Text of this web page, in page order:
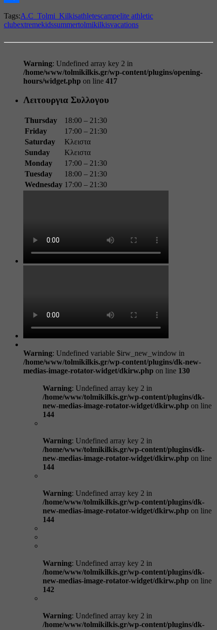
Tags:A.C_Tolmi_Kilkisathletescampelite athletic
clubextremekidssummertolmikilkisvacations
Warning: Undefined array key 2 in
/home/www/tolmikilkis.gr/wp-content/plugins/opening-
hours/widget.php on line 417
Λειτουργια Συλλογου
Thursday
18:00 – 21:30
Friday
17:00 – 21:30
Saturday
Κλειστα
Sunday
Κλειστα
Monday
17:00 – 21:30
Tuesday
18:00 – 21:30
Wednesday 17:00 – 21:30
Warning: Undefined variable $irw_new_window in
/home/www/tolmikilkis.gr/wp-content/plugins/dk-new-
medias-image-rotator-widget/dkirw.php on line 130
Warning: Undefined array key 2 in
/home/www/tolmikilkis.gr/wp-content/plugins/dk-
new-medias-image-rotator-widget/dkirw.php on line
144
Warning: Undefined array key 2 in
/home/www/tolmikilkis.gr/wp-content/plugins/dk-
new-medias-image-rotator-widget/dkirw.php on line
144
Warning: Undefined array key 2 in
/home/www/tolmikilkis.gr/wp-content/plugins/dk-
new-medias-image-rotator-widget/dkirw.php on line
144
Warning: Undefined array key 2 in
/home/www/tolmikilkis.gr/wp-content/plugins/dk-
new-medias-image-rotator-widget/dkirw.php on line
142
Warning: Undefined array key 2 in
/home/www/tolmikilkis.gr/wp-content/plugins/dk-